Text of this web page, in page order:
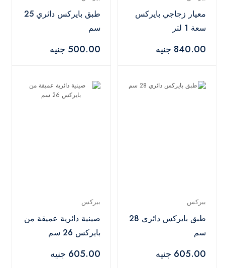
معيار زجاجي بايركس
سعة 1 لتر
840.00 جنيه
طبق بايركس دائري 25
سم
500.00 جنيه
بيركس
طبق بايركس دائري 28
سم
605.00 جنيه
بيركس
صينية دائرية عميقة من
بايركس 26 سم
605.00 جنيه